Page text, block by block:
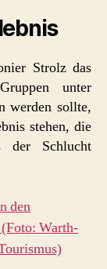
Strolz das
unter
werden sollte,
stehen, die
der Schlucht